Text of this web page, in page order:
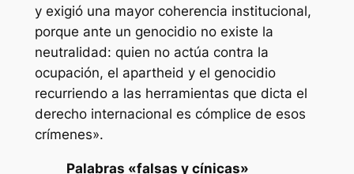
y exigió una mayor coherencia institucional,
porque ante un genocidio no existe la
neutralidad: quien no actúa contra la
ocupación, el apartheid y el genocidio
recurriendo a las herramientas que dicta el
derecho internacional es cómplice de esos
crímenes».
Palabras «falsas y cínicas»